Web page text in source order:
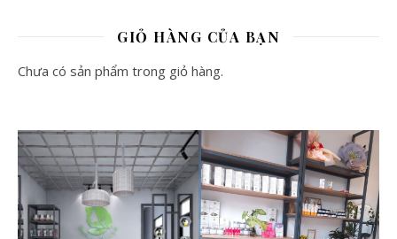
GIỎ HÀNG CỦA BẠN
Chưa có sản phẩm trong giỏ hàng.